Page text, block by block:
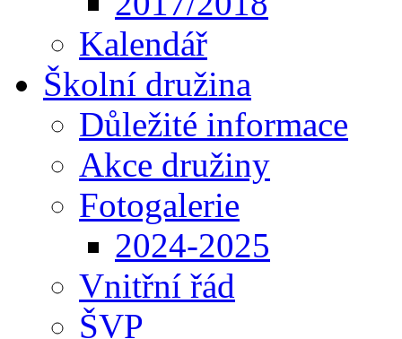
Kalendář
Školní družina
Důležité informace
Akce družiny
Fotogalerie
2024-2025
Vnitřní řád
ŠVP